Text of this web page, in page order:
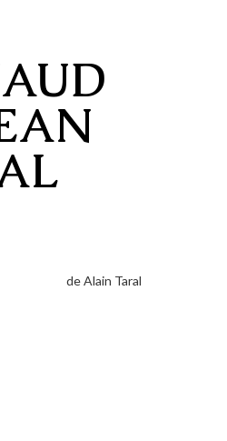
de Alain Taral